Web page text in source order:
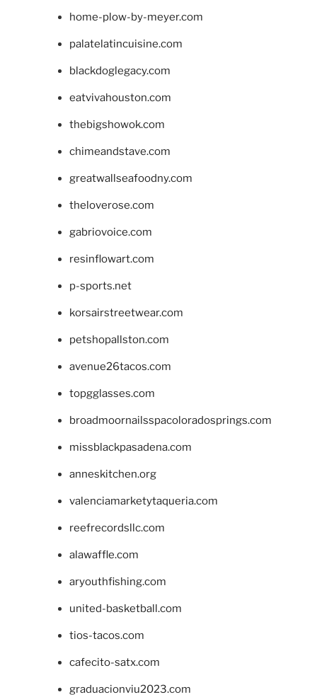
home-plow-by-meyer.com
palatelatincuisine.com
blackdoglegacy.com
eatvivahouston.com
thebigshowok.com
chimeandstave.com
greatwallseafoodny.com
theloverose.com
gabriovoice.com
resinflowart.com
p-sports.net
korsairstreetwear.com
petshopallston.com
avenue26tacos.com
topgglasses.com
broadmoornailsspacoloradosprings.com
missblackpasadena.com
anneskitchen.org
valenciamarketytaqueria.com
reefrecordsllc.com
alawaffle.com
aryouthfishing.com
united-basketball.com
tios-tacos.com
cafecito-satx.com
graduacionviu2023.com